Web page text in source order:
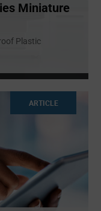
Miniature
Plastic
ARTICLE